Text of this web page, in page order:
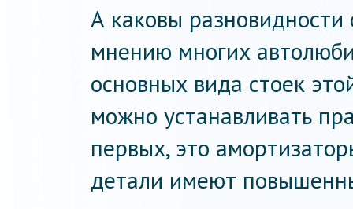
А каковы
мнению многих
основных вида стоек
можно устанавливать
первых, это
детали имеют